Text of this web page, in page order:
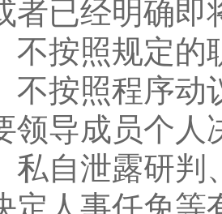
者已经明确即
按照规定的
照程序动
领导成员个人
自泄露研判